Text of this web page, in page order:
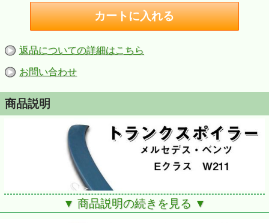
返品についての詳細はこちら
お問い合わせ
商品説明
▼ 商品説明の続きを見る ▼